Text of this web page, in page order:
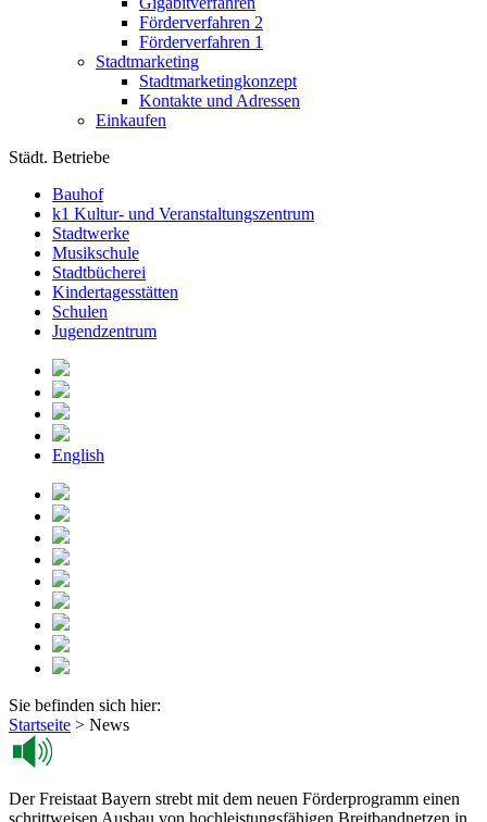
Förderverfahren 2
Förderverfahren 1
Stadtmarketing
Stadtmarketingkonzept
Kontakte und Adressen
Einkaufen
Städt. Betriebe
Bauhof
k1 Kultur- und Veranstaltungszentrum
Stadtwerke
Musikschule
Stadtbücherei
Kindertagesstätten
Schulen
Jugendzentrum
English
Sie befinden sich hier:
Startseite > News
Der Freistaat Bayern strebt mit dem neuen Förderprogramm einen
schrittweisen Ausbau von hochleistungsfähigen Breitbandnetzen in